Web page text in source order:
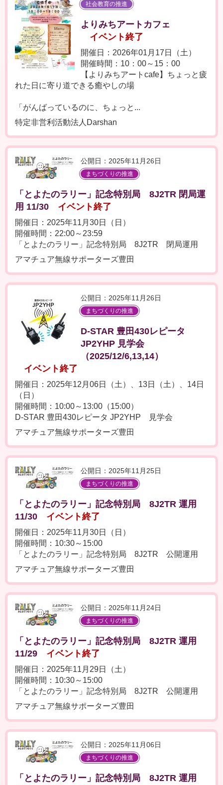
社会教育の推進
よりみちアートカフェ
イベント終了
開催日：2026年01月17日（土）
開催時間：10：00～15：00
【よりみちアートcafe】ちょっと疲
れた日に寄り道できる癒やしの場
「がんばっているのに、ちょっと...
特定非営利活動法人Darshan
公開日：2025年11月26日
まちづくりの推進
「とよたのラリー」記念特別局 8J2TR 閉局運
用 11/30
イベント終了
開催日：2025年11月30日（日）
開催時間：22:00～23:59
「とよたのラリー」記念特別局 8J2TR 閉局運用
アマチュア無線サポーターズ豊田
公開日：2025年11月26日
まちづくりの推進
D-STAR 豊田430レピータ
JP2YHP 見学会
（2025/12/6,13,14）
イベント終了
開催日：2025年12月06日（土）、13日（土）、14日
（日）
開催時間：10:00～13:00（15:00）
D-STAR 豊田430レピータ JP2YHP 見学会
アマチュア無線サポーターズ豊田
公開日：2025年11月25日
まちづくりの推進
「とよたのラリー」記念特別局 8J2TR 運用
11/30
イベント終了
開催日：2025年11月30日（日）
開催時間：10:30～15:00
「とよたのラリー」記念特別局 8J2TR 公開運用
アマチュア無線サポーターズ豊田
公開日：2025年11月24日
まちづくりの推進
「とよたのラリー」記念特別局 8J2TR 運用
11/29
イベント終了
開催日：2025年11月29日（土）
開催時間：10:30～15:00
「とよたのラリー」記念特別局 8J2TR 公開運用
アマチュア無線サポーターズ豊田
公開日：2025年11月06日
まちづくりの推進
「とよたのラリー」記念特別局 8J2TR 運用